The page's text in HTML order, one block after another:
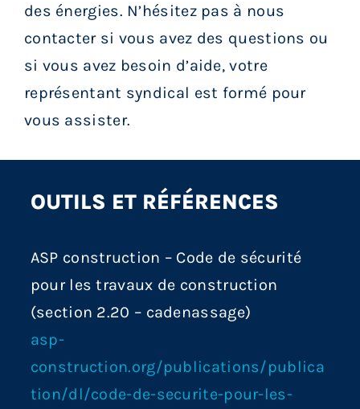
des énergies. N’hésitez pas à nous
contacter si vous avez des questions ou
si vous avez besoin d’aide, votre
représentant syndical est formé pour
vous assister.
OUTILS ET RÉFÉRENCES
ASP construction – Code de sécurité
pour les travaux de construction
(section 2.20 – cadenassage)
asp-
construction.org/publications/publica
tion/dl/code-de-securite-pour-les-